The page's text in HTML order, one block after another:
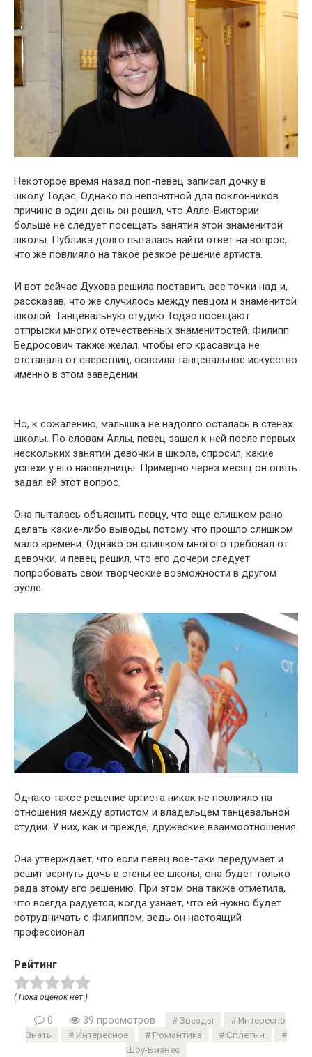
Некоторое время назад поп-певец записал дочку в
школу Тодэс. Однако по непонятной для поклонников
причине в один день он решил, что Алле-Виктории
больше не следует посещать занятия этой знаменитой
школы. Публика долго пыталась найти ответ на вопрос,
что же повлияло на такое резкое решение артиста.
И вот сейчас Духова решила поставить все точки над и,
рассказав, что же случилось между певцом и знаменитой
школой. Танцевальную студию Тодэс посещают
отпрыски многих отечественных знаменитостей. Филипп
Бедросович также желал, чтобы его красавица не
отставала от сверстниц, освоила танцевальное искусство
именно в этом заведении.
Но, к сожалению, малышка не надолго осталась в стенах
школы. По словам Аллы, певец зашел к ней после первых
нескольких занятий девочки в школе, спросил, какие
успехи у его наследницы. Примерно через месяц он опять
задал ей этот вопрос.
Она пыталась объяснить певцу, что еще слишком рано
делать какие-либо выводы, потому что прошло слишком
мало времени. Однако он слишком многого требовал от
девочки, и певец решил, что его дочери следует
попробовать свои творческие возможности в другом
русле.
Однако такое решение артиста никак не повлияло на
отношения между артистом и владельцем танцевальной
студии. У них, как и прежде, дружеские взаимоотношения.
Она утверждает, что если певец все-таки передумает и
решит вернуть дочь в стены ее школы, она будет только
рада этому его решению. При этом она также отметила,
что всегда радуется, когда узнает, что ей нужно будет
сотрудничать с Филиппом, ведь он настоящий
профессионал
Рейтинг
( Пока оценок нет )
0 39 просмотров Звезды
Интересно
Знать
Интересное Романтика
Сплетни
Шоу-Бизнес